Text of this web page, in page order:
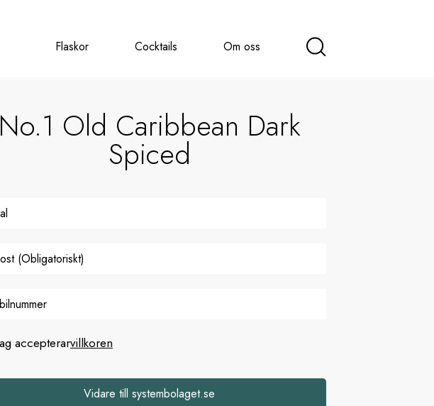
Flaskor Cocktails Om oss
No.1 Old Caribbean Dark
Spiced
accepterarvillkoren
Vidare till systembolaget.se